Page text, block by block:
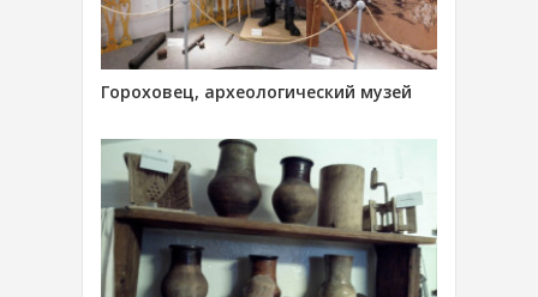
Гороховец, археологический музей